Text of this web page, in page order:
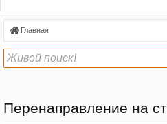
Главная
Перенаправление на